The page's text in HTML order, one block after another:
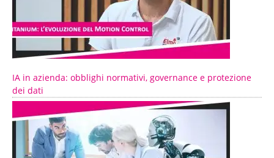
IA in azienda: obblighi normativi, governance e protezione
dei dati